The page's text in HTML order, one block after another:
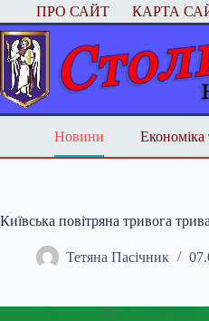
Перейти
до
вмісту
ПРО САЙТ КАРТА
Новини Економіка
Київська повітряна тривога
Тетяна Пасічник